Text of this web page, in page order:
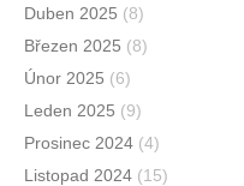
Duben 2025 (8)
Březen 2025 (8)
Únor 2025 (6)
Leden 2025 (9)
Prosinec 2024 (4)
Listopad 2024 (15)